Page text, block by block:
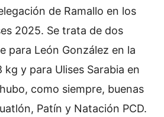
de Ramallo en los
2025. Se trata de dos
para León González en la
y para Ulises Sarabia en
como siempre, buenas
Patín y Natación PCD.